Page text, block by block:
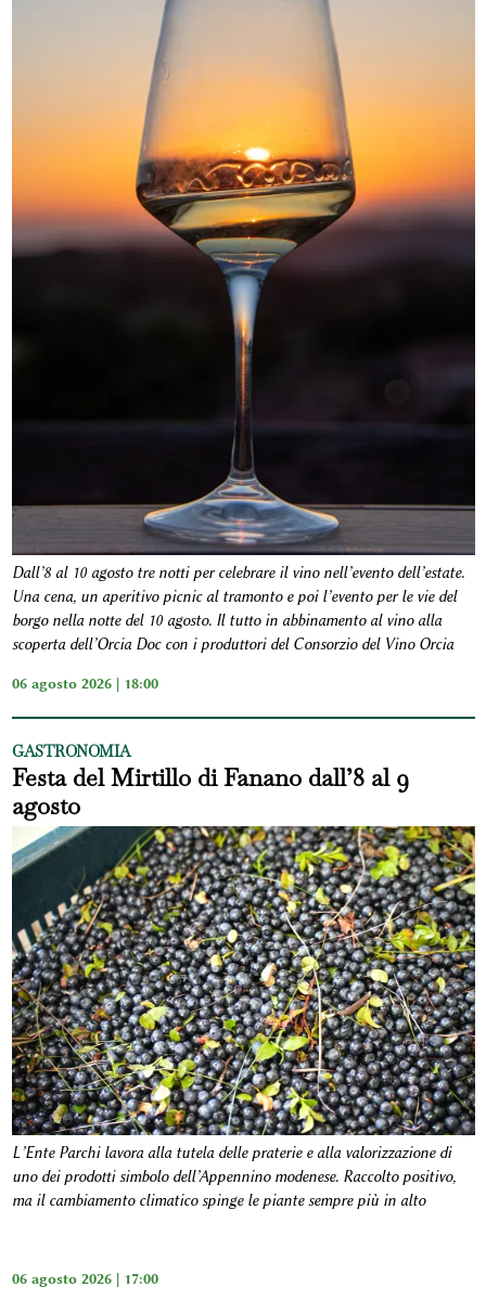
Dall’8 al 10 agosto tre notti per celebrare il vino nell’evento dell’estate.
Una cena, un aperitivo picnic al tramonto e poi l’evento per le vie del
borgo nella notte del 10 agosto. Il tutto in abbinamento al vino alla
scoperta dell’Orcia Doc con i produttori del Consorzio del Vino Orcia
06 agosto 2026 | 18:00
GASTRONOMIA
Festa del Mirtillo di Fanano dall’8 al 9
agosto
L’Ente Parchi lavora alla tutela delle praterie e alla valorizzazione di
uno dei prodotti simbolo dell’Appennino modenese. Raccolto positivo,
ma il cambiamento climatico spinge le piante sempre più in alto
06 agosto 2026 | 17:00